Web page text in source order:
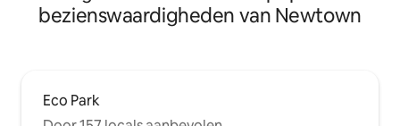
bezienswaardigheden van Newtown
Eco Park